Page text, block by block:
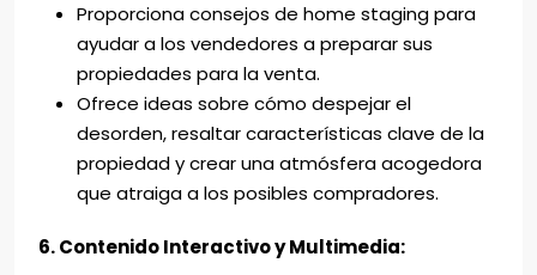
Proporciona consejos de home staging para
ayudar a los vendedores a preparar sus
propiedades para la venta.
Ofrece ideas sobre cómo despejar el
desorden, resaltar características clave de la
propiedad y crear una atmósfera acogedora
que atraiga a los posibles compradores.
6. Contenido Interactivo y Multimedia: